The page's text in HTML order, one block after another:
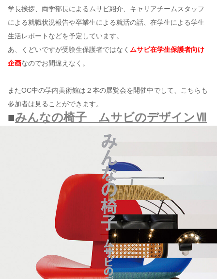
学長挨拶、両学部長によるムサビ紹介、キャリアチームスタッフ
による就職状況報告や卒業生による就活の話、在学生による学生
生活レポートなどを予定しています。
あ、くどいですが受験生保護者ではなく ムサビ在学生保護者向け
企画なのでお間違えなく。
またOC中の学内美術館は２本の展覧会を開催中でして、こちらも
参加者は見ることができます。
■みんなの椅子 ムサビのデザインⅦ